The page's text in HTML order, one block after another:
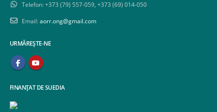
Telefon:+373 (79) 557-059, +373 (69) 014-050
Email:aorr.ong@gmail.com
URMĂREȘTE-NE
FINANȚAT DE SUEDIA